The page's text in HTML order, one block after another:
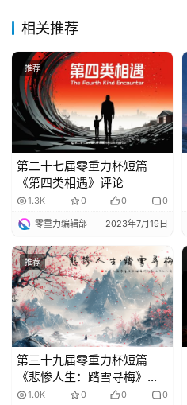
相关推荐
推荐
第二十七届零重力杯短篇
《第四类相遇》评论
1.3K 0 0 0
零重力编辑部 2023年7月19日
推荐
第三十九届零重力杯短篇
《悲惨人生：踏雪寻梅》评
论1.0K 0 0 0